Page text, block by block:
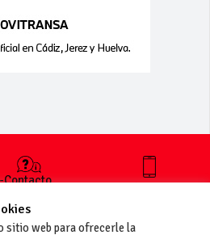
-Contacto
publicar un
anuncio
+34 627 35
sitio web para ofrecerle la